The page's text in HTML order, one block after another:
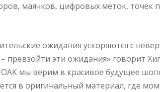
маячков, цифровых меток, точек
ожидания ускоряются с
превзойти эти ожидания» говорит
OAK мы верим в красивое будущее
в оригинальный материал, где